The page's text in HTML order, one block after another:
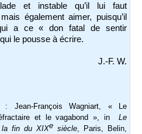
et instable qu’il lui faut
également aimer, puisqu’il
a ce « don fatal de sentir
le pousse à écrire.
J.-F. W.
: Jean-François Wagniart, « Le
et le vagabond », in Le
la fin du XIXe siècle, Paris, Belin,